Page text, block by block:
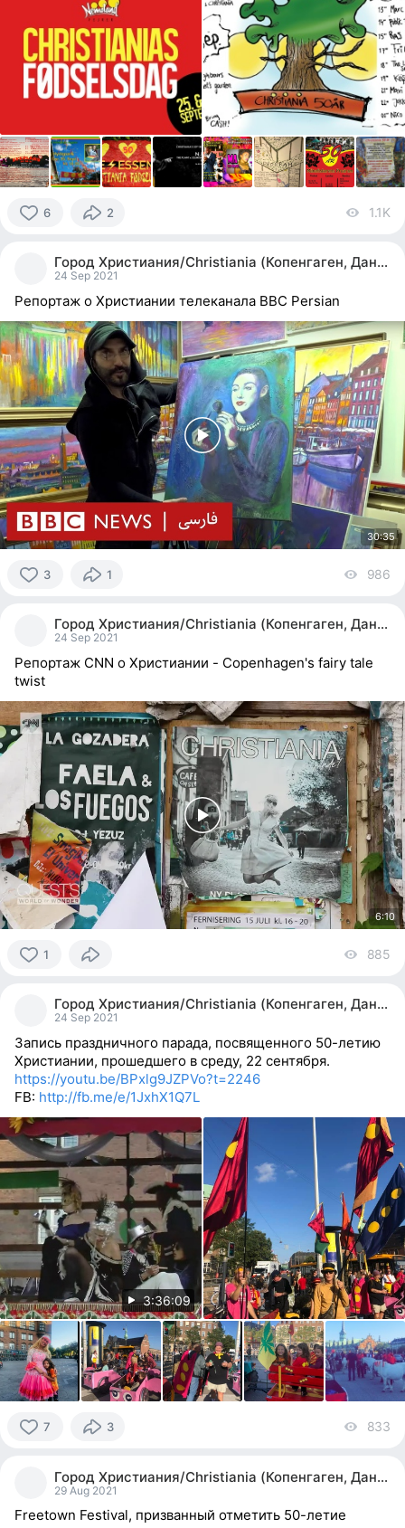
6 2 1.1K
Город Христиания/Christiania (Копенгаген, Дания)
24 Sep 2021
Репортаж о Христиании телеканала BBC Persian
30:35
3 1 986
Город Христиания/Christiania (Копенгаген, Дания)
24 Sep 2021
Репортаж CNN о Христиании - Copenhagen's fairy tale
twist
6:10
1 885
Город Христиания/Christiania (Копенгаген, Дания)
24 Sep 2021
Запись праздничного парада, посвященного 50-летию
Христиании, прошедшего в среду, 22 сентября.
https://youtu.be/BPxlg9JZPVo?t=2246
FB: http://fb.me/e/1JxhX1Q7L
3:36:09
7 3 833
Город Христиания/Christiania (Копенгаген, Дания)
29 Aug 2021
Freetown Festival, призванный отметить 50-летие